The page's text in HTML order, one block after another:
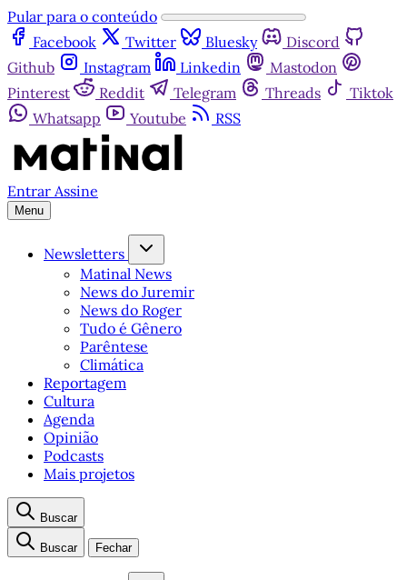
Pular para o conteúdo
Facebook
Twitter Bluesky
Discord
Github
Instagram Linkedin
Mastodon
Pinterest
Reddit Telegram Threads
Tiktok
Whatsapp
Youtube RSS
Entrar Assine
Menu
Newsletters
Matinal News
News do Juremir
News do Roger
Tudo é Gênero
Parêntese
Climática
Reportagem
Cultura
Agenda
Opinião
Podcasts
Mais projetos
Buscar
Buscar Fechar